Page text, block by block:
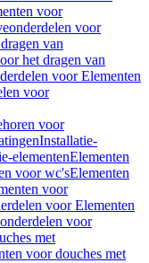
voor
voor
van
het dragen van
voor Elementen
voor
voor
Installatie-
elementenElementen
voor wc'sElementen
voor
voor Elementen
voor
met
voor douches met